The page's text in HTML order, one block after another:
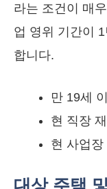
라는 조건이 매
업 영위 기간이
합니다.
만 19세
현 직장
현 사업
대상 주택